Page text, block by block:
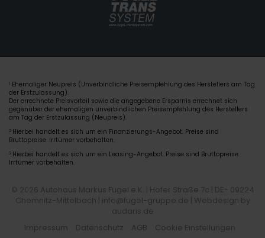
1 Ehemaliger Neupreis (Unverbindliche Preisempfehlung des Herstellers am Tag
der Erstzulassung).
Der errechnete Preisvorteil sowie die angegebene Ersparnis errechnet sich
gegenüber der ehemaligen unverbindlichen Preisempfehlung des Herstellers
am Tag der Erstzulassung (Neupreis).
2 Hierbei handelt es sich um ein Finanzierungs-Angebot. Preise sind
Bruttopreise. Irrtümer vorbehalten.
3 Hierbei handelt es sich um ein Leasing-Angebot. Preise sind Bruttopreise.
Irrtümer vorbehalten.
© 2026 Autohaus Markus Fugel e.K. | Hofer Straße 7c | DE- 09224
Chemnitz-Mittelbach | info@fugel-gruppe.de | Webdesign by
audaris.de
Impressum
Datenschutz AGB Cookie Einstellungen